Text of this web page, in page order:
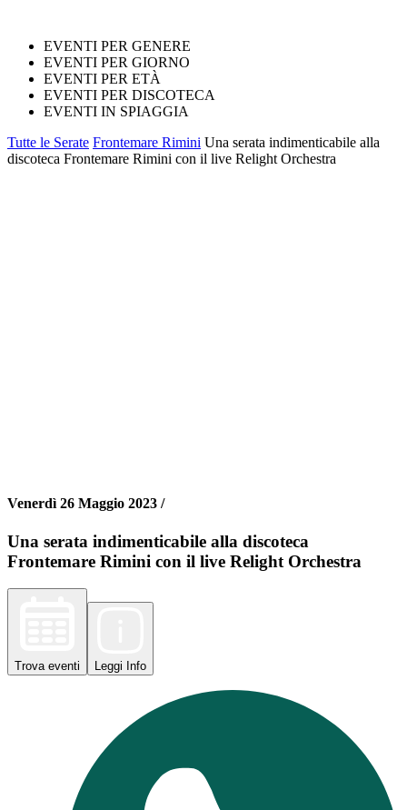
EVENTI PER GENERE
EVENTI PER GIORNO
EVENTI PER ETÀ
EVENTI PER DISCOTECA
EVENTI IN SPIAGGIA
Tutte le Serate Frontemare Rimini Una serata indimenticabile alla
discoteca Frontemare Rimini con il live Relight Orchestra
Venerdì 26 Maggio 2023 /
Una serata indimenticabile alla discoteca
Frontemare Rimini con il live Relight Orchestra
Trova eventi Leggi Info